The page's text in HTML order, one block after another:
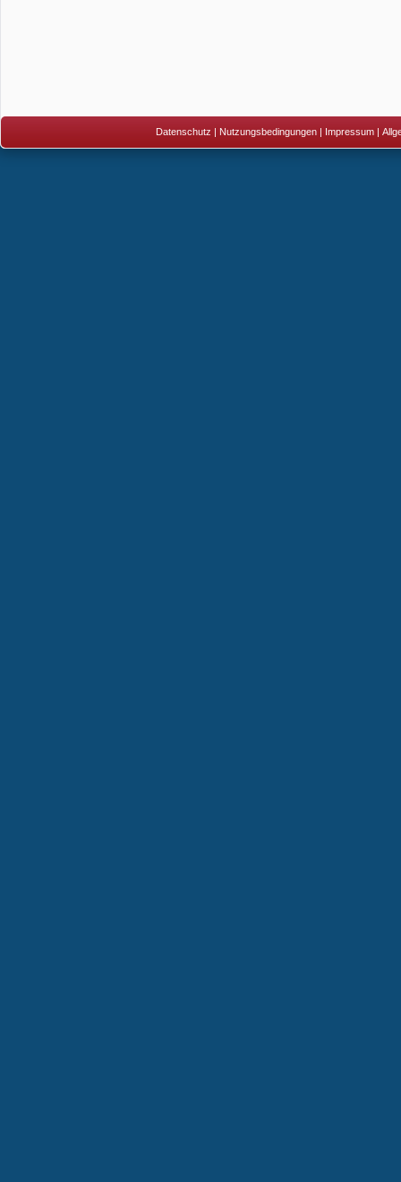
Datenschutz | Nutzungsbedingungen | Impressum |